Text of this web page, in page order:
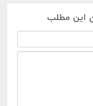
این مطلب